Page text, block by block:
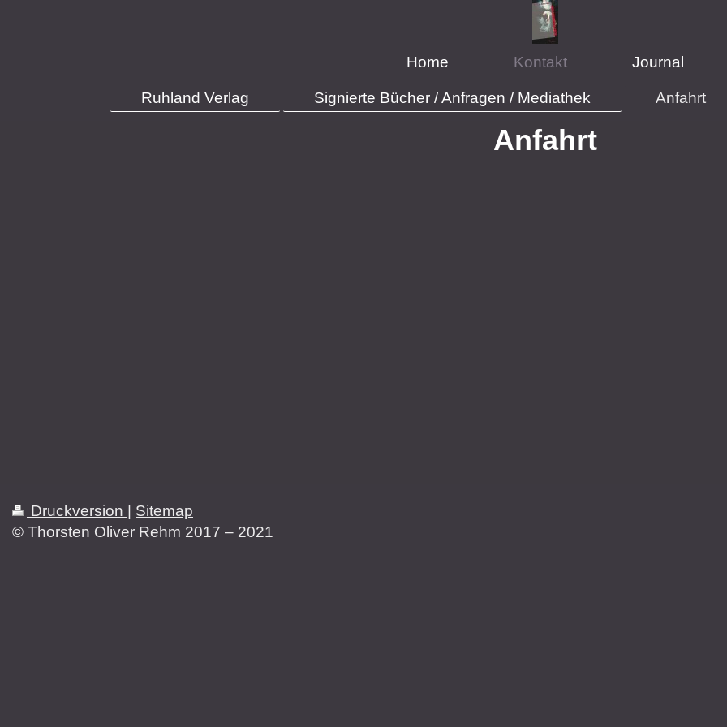
Home Kontakt Journal
Ruhland Verlag Signierte Bücher / Anfragen / Mediathek Anfahrt
Anfahrt
Druckversion
Sitemap
© Thorsten Oliver Rehm 2017 – 2021